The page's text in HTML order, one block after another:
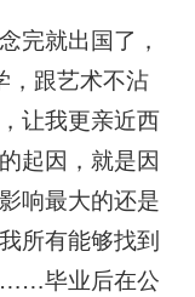
完就出国了，
，跟艺术不沾
让我更亲近西
起因，就是因
响最大的还是
所有能够找到
……毕业后在公